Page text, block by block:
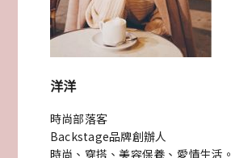
洋洋
時尚部落客
Backstage品牌創辦人
時尚、穿搭、美容保養、愛情生活。